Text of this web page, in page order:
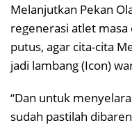
Melanjutkan Pekan
regenerasi atlet
putus, agar cita-cita
jadi lambang (Icon)
“Dan untuk
sudah pastilah